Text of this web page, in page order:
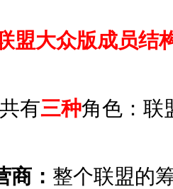
盟大众版成员结
有三种角色：联
商： 整个联盟的